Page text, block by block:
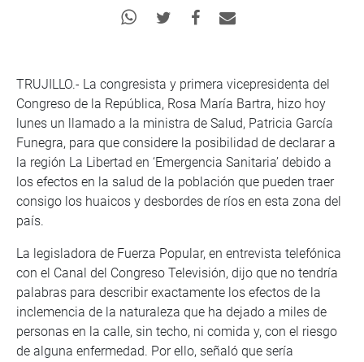
TRUJILLO.- La congresista y primera vicepresidenta del
Congreso de la República, Rosa María Bartra, hizo hoy
lunes un llamado a la ministra de Salud, Patricia García
Funegra, para que considere la posibilidad de declarar a
la región La Libertad en ‘Emergencia Sanitaria’ debido a
los efectos en la salud de la población que pueden traer
consigo los huaicos y desbordes de ríos en esta zona del
país.
La legisladora de Fuerza Popular, en entrevista telefónica
con el Canal del Congreso Televisión, dijo que no tendría
palabras para describir exactamente los efectos de la
inclemencia de la naturaleza que ha dejado a miles de
personas en la calle, sin techo, ni comida y, con el riesgo
de alguna enfermedad. Por ello, señaló que sería